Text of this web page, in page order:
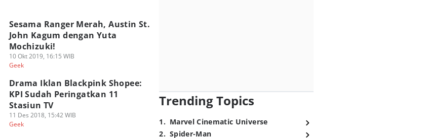
Sesama Ranger Merah, Austin St.
John Kagum dengan Yuta
Mochizuki!
10 Okt 2019, 16:15 WIB
Geek
Drama Iklan Blackpink Shopee:
KPI Sudah Peringatkan 11
Stasiun TV
11 Des 2018, 15:42 WIB
Geek
Trending Topics
1. Marvel Cinematic Universe
2. Spider-Man